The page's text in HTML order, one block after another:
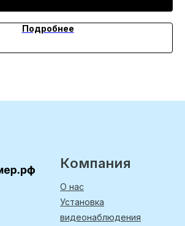
Подробнее
Компания
О нас
Установка
видеонаблюдения